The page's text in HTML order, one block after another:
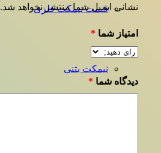
قیمت نیمکت فلزی
نیمکت بتنی
نشانی ایمیل شما منتشر نخواهد شد.
امتیاز شما *
دیدگاه شما *